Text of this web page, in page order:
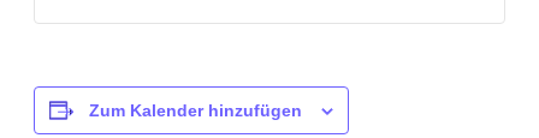
Zum Kalender hinzufügen